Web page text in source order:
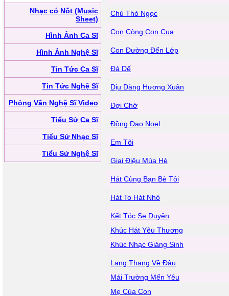
Nhạc có Nốt (Music
Sheet)
Hình Ảnh Ca Sĩ
Hình Ảnh Nghệ Sĩ
Tin Tức Ca Sĩ
Tin Tức Nghệ Sĩ
Phỏng Vấn Nghệ Sĩ Video
Tiểu Sử Ca Sĩ
Tiểu Sử Nhạc Sĩ
Tiểu Sử Nghệ Sĩ
Chú Thỏ Ngọc
Con Còng Con Cua
Con Đường Đến Lớp
Đá Dế
Dịu Dàng Hương Xuân
Đợi Chờ
Đồng Dao Noel
Em Tôi
Giai Điệu Mùa Hè
Hát Cùng Bạn Bè Tôi
Hát To Hát Nhỏ
Kết Tóc Se Duyên
Khúc Hát Yêu Thương
Khúc Nhạc Giáng Sinh
Lang Thang Về Đâu
Mái Trường Mến Yêu
Mẹ Của Con